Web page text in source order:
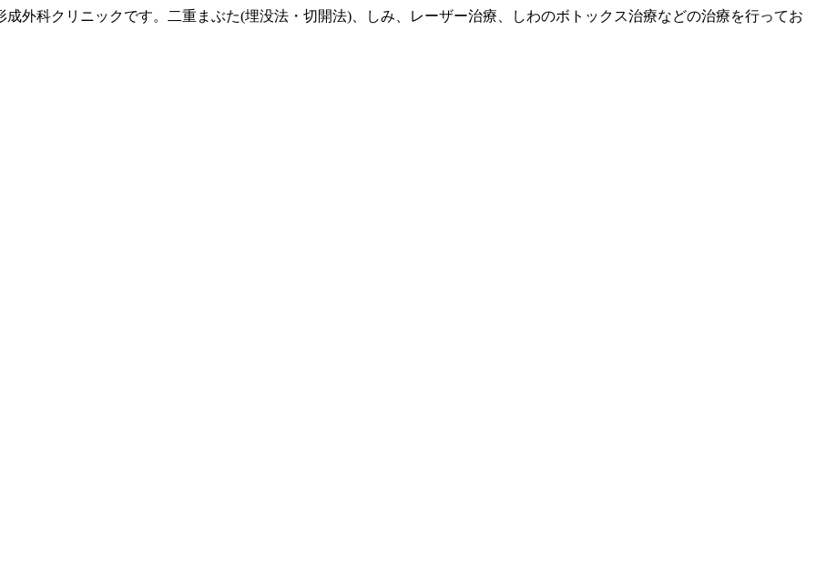
外科クリニックです。二重まぶた(埋没法・切開法)、しみ、レーザー治療、しわのボトックス治療などの治療を行ってお